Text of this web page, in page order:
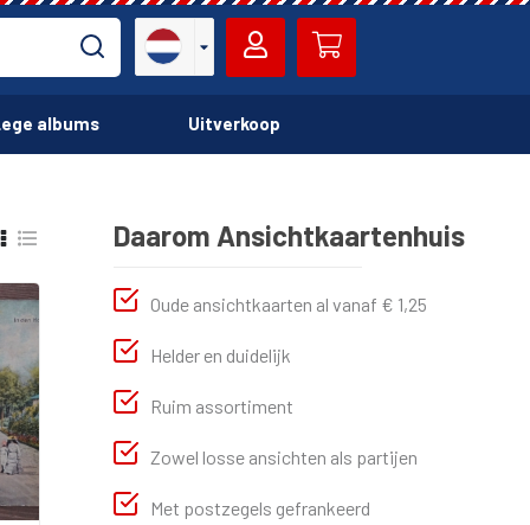
albums Uitverkoop
Daarom Ansichtkaartenhuis
Oude ansichtkaarten al vanaf € 1,25
Helder en duidelijk
Ruim assortiment
Zowel losse ansichten als partijen
Met postzegels gefrankeerd